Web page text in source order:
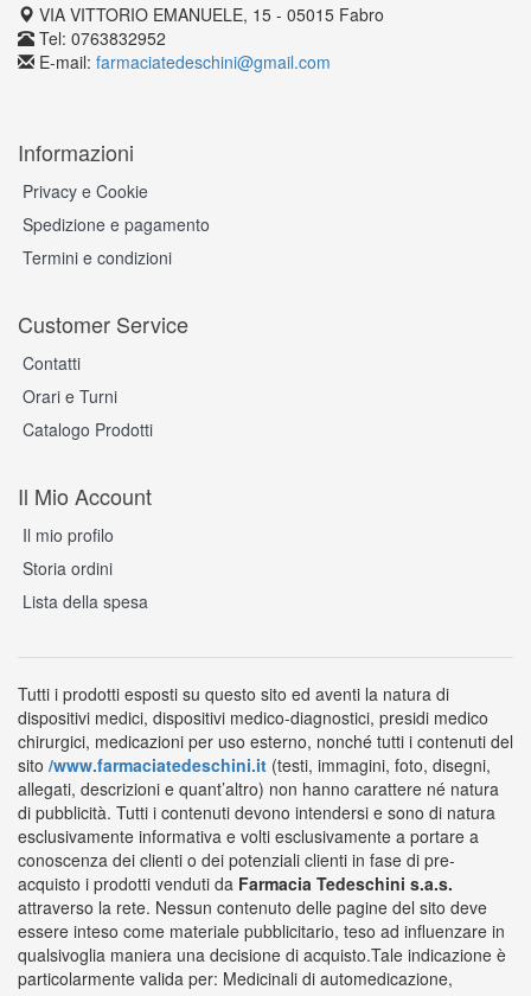
VIA VITTORIO EMANUELE, 15 - 05015 Fabro
Tel: 0763832952
E-mail: farmaciatedeschini@gmail.com
Informazioni
Privacy e Cookie
Spedizione e pagamento
Termini e condizioni
Customer Service
Contatti
Orari e Turni
Catalogo Prodotti
Il Mio Account
Il mio profilo
Storia ordini
Lista della spesa
Tutti i prodotti esposti su questo sito ed aventi la natura di
dispositivi medici, dispositivi medico-diagnostici, presidi medico
chirurgici, medicazioni per uso esterno, nonché tutti i contenuti del
sito /www.farmaciatedeschini.it (testi, immagini, foto, disegni,
allegati, descrizioni e quant’altro) non hanno carattere né natura
di pubblicità. Tutti i contenuti devono intendersi e sono di natura
esclusivamente informativa e volti esclusivamente a portare a
conoscenza dei clienti o dei potenziali clienti in fase di pre-
acquisto i prodotti venduti da Farmacia Tedeschini s.a.s.
attraverso la rete. Nessun contenuto delle pagine del sito deve
essere inteso come materiale pubblicitario, teso ad influenzare in
qualsivoglia maniera una decisione di acquisto.Tale indicazione è
particolarmente valida per: Medicinali di automedicazione,